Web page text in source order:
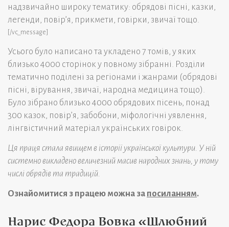
надзвичайно широку тематику: обрядові пісні, казки,
легенди, повір’я, прикмети, говірки, звичаї тощо.
[/vc_message]
Усього було написано та укладено 7 томів, у яких
близько 4000 сторінок у повному зібранні. Розділи
тематично поділені за регіонами і жанрами (обрядові
пісні, вірування, звичаї, народна медицина тощо).
Було зібрано близько 4000 обрядових пісень, понад
300 казок, повір’я, забобони, міфологічні уявлення,
лінгвістичний матеріал українських говірок.
Ця праця стала явищем в історії української культури. У ній
системно викладено величезний масив народних знань, у тому
числі обрядів та традицій.
Ознайомитися з працею можна за посиланням.
Нарис Федора Вовка «Шлюбний